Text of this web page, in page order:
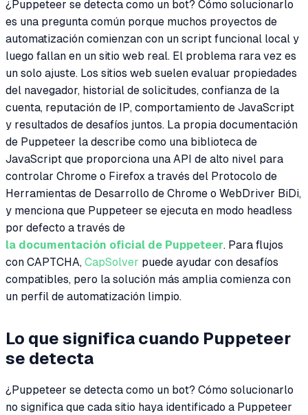
¿Puppeteer se detecta como un bot? Cómo solucionarlo
es una pregunta común porque muchos proyectos de
automatización comienzan con un script funcional local y
luego fallan en un sitio web real. El problema rara vez es
un solo ajuste. Los sitios web suelen evaluar propiedades
del navegador, historial de solicitudes, confianza de la
cuenta, reputación de IP, comportamiento de JavaScript
y resultados de desafíos juntos. La propia documentación
de Puppeteer la describe como una biblioteca de
JavaScript que proporciona una API de alto nivel para
controlar Chrome o Firefox a través del Protocolo de
Herramientas de Desarrollo de Chrome o WebDriver BiDi,
y menciona que Puppeteer se ejecuta en modo headless
por defecto a través de
la documentación oficial de Puppeteer. Para flujos
con CAPTCHA, CapSolver puede ayudar con desafíos
compatibles, pero la solución más amplia comienza con
un perfil de automatización limpio.
Lo que significa cuando Puppeteer
se detecta
¿Puppeteer se detecta como un bot? Cómo solucionarlo
no significa que cada sitio haya identificado a Puppeteer